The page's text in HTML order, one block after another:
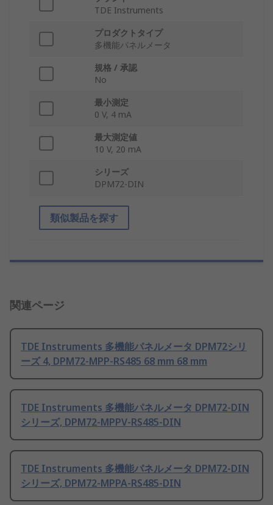
TDE Instruments
プロダクトタイプ
多機能パネルメータ
規格 / 承認
No
最小測定
0 V, 4 mA
最大測定値
10 V, 20 mA
シリーズ
DPM72-DIN
類似製品を探す
関連ページ
TDE Instruments 多機能パネルメータ DPM72シリ
ーズ 4, DPM72-MPP-RS485 68 mm 68 mm
TDE Instruments 多機能パネルメータ DPM72-DIN
シリーズ, DPM72-MPPV-RS485-DIN
TDE Instruments 多機能パネルメータ DPM72-DIN
シリーズ, DPM72-MPPA-RS485-DIN